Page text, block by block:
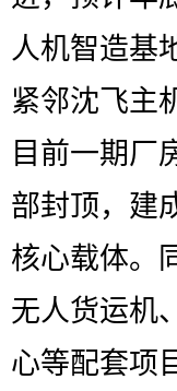
人机智造基
紧邻沈飞主
目前一期厂
部封顶，建
核心载体。
无人货运机
心等配套项